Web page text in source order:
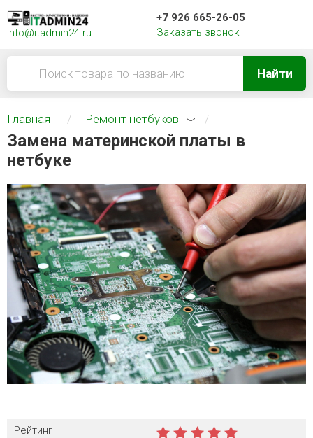
info@itadmin24.ru
+7 926 665-26-05
Заказать звонок
Найти
Главная Ремонт нетбуков
Замена материнской платы в
нетбуке
Рейтинг